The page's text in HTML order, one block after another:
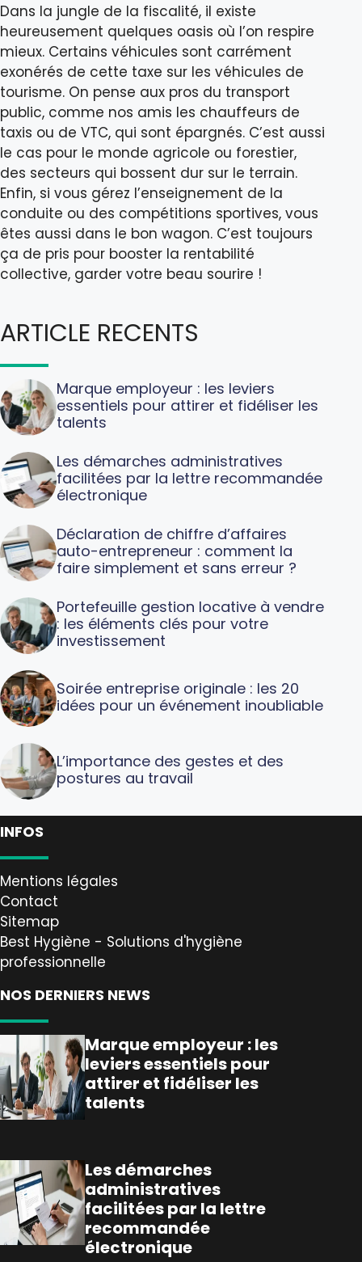
Dans la jungle de la fiscalité, il existe
heureusement quelques oasis où l’on respire
mieux. Certains véhicules sont carrément
exonérés de cette taxe sur les véhicules de
tourisme. On pense aux pros du transport
public, comme nos amis les chauffeurs de
taxis ou de VTC, qui sont épargnés. C’est aussi
le cas pour le monde agricole ou forestier,
des secteurs qui bossent dur sur le terrain.
Enfin, si vous gérez l’enseignement de la
conduite ou des compétitions sportives, vous
êtes aussi dans le bon wagon. C’est toujours
ça de pris pour booster la rentabilité
collective, garder votre beau sourire !
ARTICLE RECENTS
Marque employeur : les leviers
essentiels pour attirer et fidéliser les
talents
Les démarches administratives
facilitées par la lettre recommandée
électronique
Déclaration de chiffre d’affaires
auto-entrepreneur : comment la
faire simplement et sans erreur ?
Portefeuille gestion locative à vendre
: les éléments clés pour votre
investissement
Soirée entreprise originale : les 20
idées pour un événement inoubliable
L’importance des gestes et des
postures au travail
INFOS
Mentions légales
Contact
Sitemap
Best Hygiène - Solutions d'hygiène
professionnelle
NOS DERNIERS NEWS
Marque employeur : les
leviers essentiels pour
attirer et fidéliser les
talents
Les démarches
administratives
facilitées par la lettre
recommandée
électronique